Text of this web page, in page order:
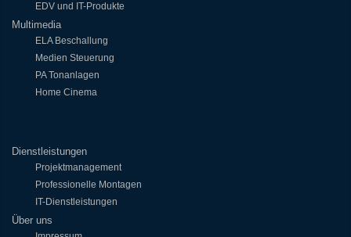
EDV und IT-Produkte
Multimedia
ELA Beschallung
Medien Steuerung
PA Tonanlagen
Home Cinema
Dienstleistungen
Projektmanagement
Professionelle Montagen
IT-Dienstleistungen
Über uns